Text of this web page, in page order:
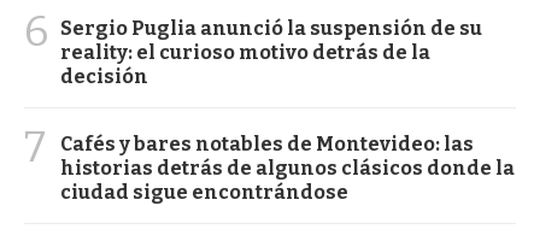
6
Sergio Puglia anunció la suspensión de su
reality: el curioso motivo detrás de la
decisión
7
Cafés y bares notables de Montevideo: las
historias detrás de algunos clásicos donde la
ciudad sigue encontrándose